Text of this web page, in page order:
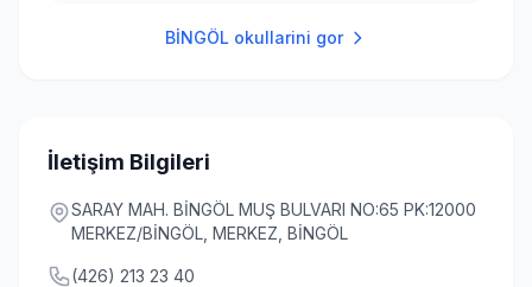
BİNGÖL okullarini gor
İletişim Bilgileri
SARAY MAH. BİNGÖL MUŞ BULVARI NO:65 PK:12000
MERKEZ/BİNGÖL, MERKEZ, BİNGÖL
(426) 213 23 40